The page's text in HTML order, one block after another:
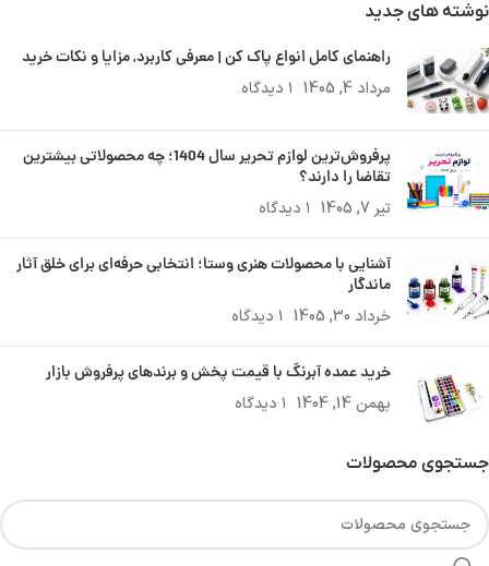
نوشته های جدید
راهنمای کامل انواع پاک کن | معرفی کاربرد, مزایا و نکات خرید
مرداد 4, 1405 ۱ دیدگاه
پرفروش‌ترین لوازم تحریر سال 1404؛ چه محصولاتی بیشترین
تقاضا را دارند؟
تیر 7, 1405 ۱ دیدگاه
آشنایی با محصولات هنری وستا؛ انتخابی حرفه‌ای برای خلق آثار
ماندگار
خرداد 30, 1405 ۱ دیدگاه
خرید عمده آبرنگ با قیمت پخش و برندهای پرفروش بازار
بهمن 14, 1404 ۱ دیدگاه
جستجوی محصولات